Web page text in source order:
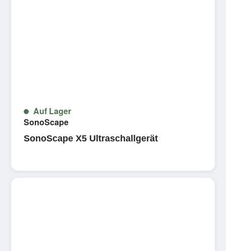
Auf Lager
SonoScape
SonoScape X5 Ultraschallgerät